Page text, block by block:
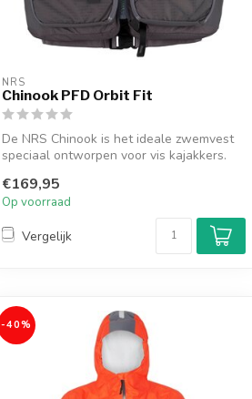
NRS
Chinook PFD Orbit Fit
De NRS Chinook is het ideale zwemvest
speciaal ontworpen voor vis kajakkers.
€169,95
Op voorraad
Vergelijk
-40%